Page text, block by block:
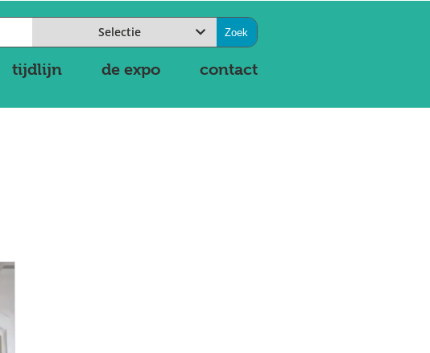
Selectie
tijdlijn de expo contact